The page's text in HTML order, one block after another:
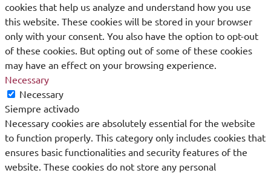
cookies that help us analyze and understand how you use
this website. These cookies will be stored in your browser
only with your consent. You also have the option to opt-out
of these cookies. But opting out of some of these cookies
may have an effect on your browsing experience.
Necessary
Necessary
Siempre activado
Necessary cookies are absolutely essential for the website
to function properly. This category only includes cookies that
ensures basic functionalities and security features of the
website. These cookies do not store any personal